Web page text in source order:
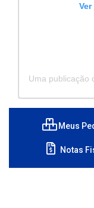
Meus
Notas